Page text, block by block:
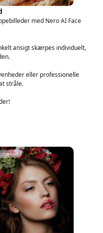
med Nero AI Face
ansigt skærpes individuelt,
eller professionelle
stråle.